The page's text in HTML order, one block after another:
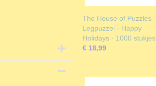
The House of Puzzles -
Legpuzzel - Happy
Holidays - 1000 stukjes
€ 18,99